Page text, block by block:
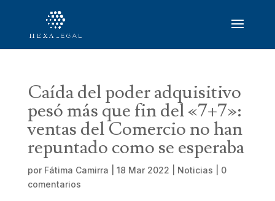
Caída del poder adquisitivo
pesó más que fin del «7+7»:
ventas del Comercio no han
repuntado como se esperaba
por Fátima Camirra 18 Mar 2022 Noticias
0
comentarios